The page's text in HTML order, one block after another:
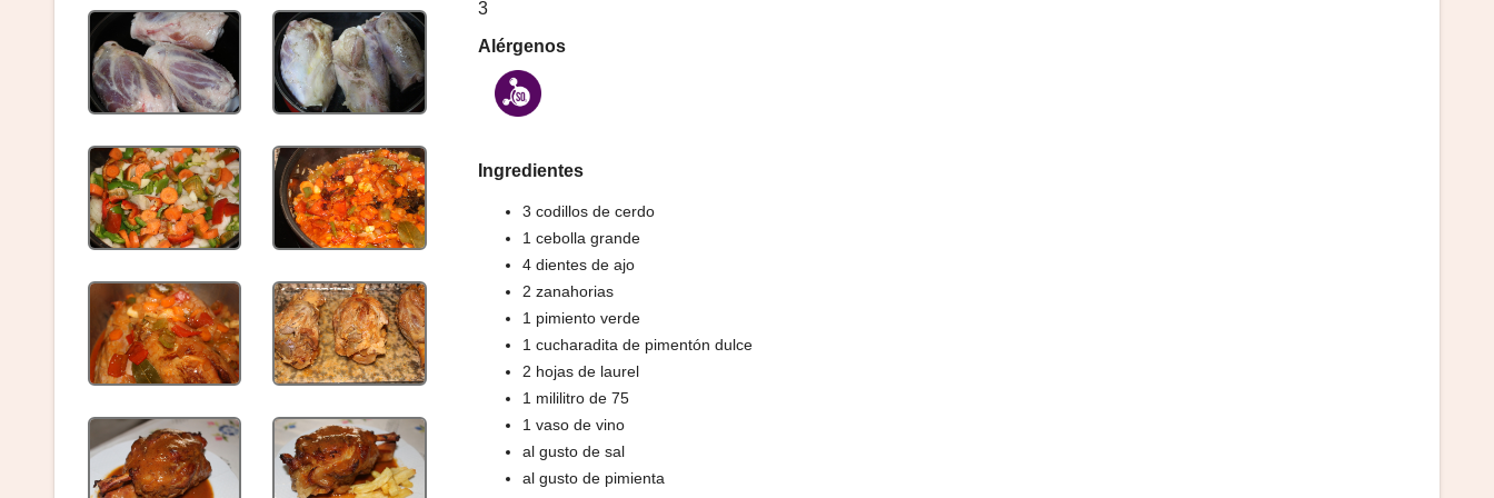
3
Alérgenos
Ingredientes
3 codillos de cerdo
1 cebolla grande
4 dientes de ajo
2 zanahorias
1 pimiento verde
1 cucharadita de pimentón dulce
2 hojas de laurel
1 mililitro de 75
1 vaso de vino
al gusto de sal
al gusto de pimienta